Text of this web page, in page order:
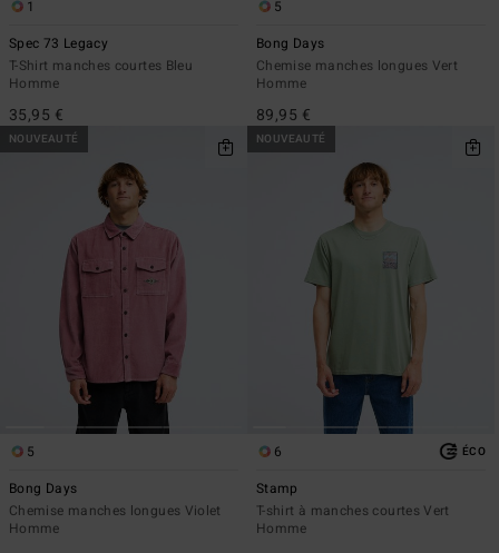
1
Spec 73 Legacy
T-Shirt manches courtes Bleu
Homme
35,95 €
5
Bong Days
Chemise manches longues Vert
Homme
89,95 €
NOUVEAUTÉ
5
Bong Days
Chemise manches longues Violet
Homme
NOUVEAUTÉ
6 ÉCO
Stamp
T-shirt à manches courtes Vert
Homme